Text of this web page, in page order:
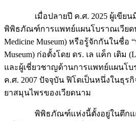
เมื่อปลายปี ค.ศ. 2025 ผู้เขียนมี
พิพิธภัณฑ์การแพทย์แผนโบราณเวียดนา
Medicine Museum) หรือรู้จักกันในชื่
Museum) ก่อตั้งโดย ดร. เล แค็ก เติม
และผู้เชี่ยวชาญด้านการแพทย์แผนโบ
ค.ศ. 2007 ปัจจุบัน ฟิโตเป็นหนึ่งในธุ
ยาสมุนไพรของเวียดนาม
พิพิธภัณฑ์แห่งนี้ตั้งอยู่ในตึกแถว